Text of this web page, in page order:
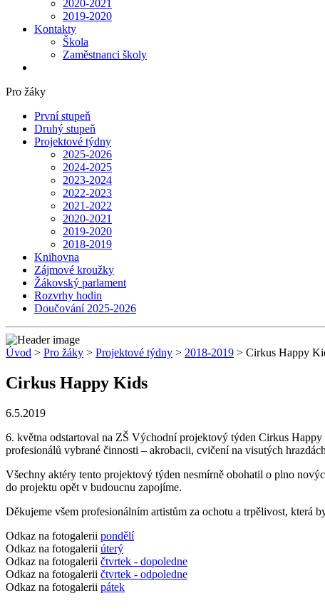
2020-2021
2019-2020
Kontakty
Škola
Zaměstnanci školy
Pro žáky
První stupeň
Druhý stupeň
Projektové týdny
2025-2026
2024-2025
2023-2024
2022-2023
2021-2022
2020-2021
2019-2020
2018-2019
Knihovna
Zájmové kroužky
Žákovský parlament
Rozvrhy hodin
Doučování 2025-2026
Úvod > Pro žáky > Projektové týdny > 2018-2019 > Cirkus Happy
Cirkus Happy Kids
6.5.2019
6. května odstartoval na ZŠ Východní projektový týden Cirkus
profesionálů vybrané činnosti – akrobacii, cvičení na visutých
Všechny aktéry tento projektový týden nesmírně obohatil o plno
do projektu opět v budoucnu zapojíme.
Děkujeme všem profesionálním artistům za ochotu a trpělivost, která
Odkaz na fotogalerii pondělí
Odkaz na fotogalerii úterý
Odkaz na fotogalerii čtvrtek - dopoledne
Odkaz na fotogalerii čtvrtek - odpoledne
Odkaz na fotogalerii pátek